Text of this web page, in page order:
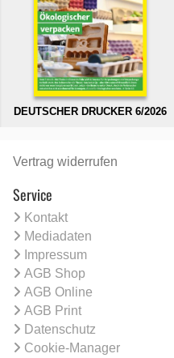
DEUTSCHER DRUCKER 6/2026
Vertrag widerrufen
Service
Kontakt
Mediadaten
Impressum
AGB Shop
AGB Online
AGB Print
Datenschutz
Cookie-Manager